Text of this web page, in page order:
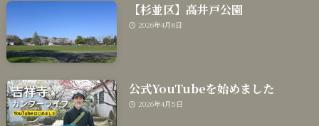
【杉並区】高井戸公園
2026年4月8日
公式YouTubeを始めました
2026年4月5日